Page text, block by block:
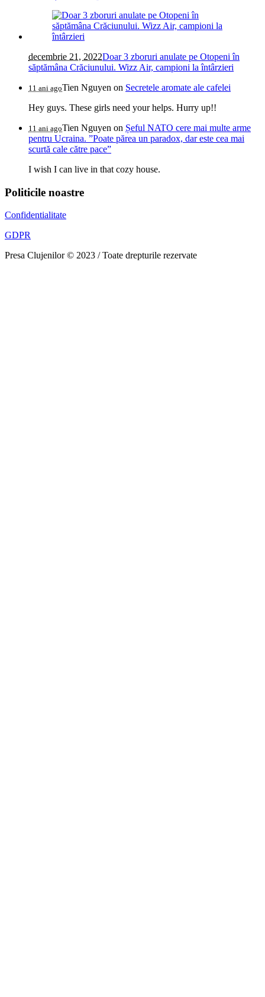
decembrie 21, 2022Doar 3 zboruri anulate pe Otopeni în
săptămâna Crăciunului. Wizz Air, campioni la întârzieri
11 ani agoTien Nguyen on Secretele aromate ale cafelei
Hey guys. These girls need your helps. Hurry up!!
11 ani agoTien Nguyen on Șeful NATO cere mai multe arme
pentru Ucraina. ”Poate părea un paradox, dar este cea mai
scurtă cale către pace”
I wish I can live in that cozy house.
Politicile noastre
Confidentialitate
GDPR
Presa Clujenilor © 2023 / Toate drepturile rezervate